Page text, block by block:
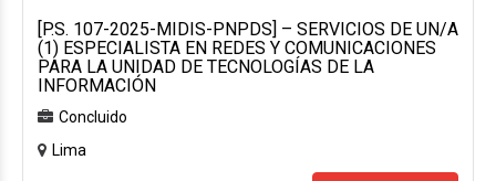
[P.S. 107-2025-MIDIS-PNPDS] – SERVICIOS DE UN/A
(1) ESPECIALISTA EN REDES Y COMUNICACIONES
PARA LA UNIDAD DE TECNOLOGÍAS DE LA
INFORMACIÓN
Concluido
Lima